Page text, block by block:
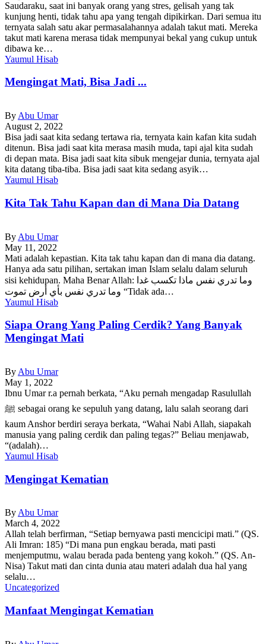
Saudaraku, saat ini banyak orang yang stres, gelisah yang tak
kunjung henti, tidak tahu apa yang tengah dipikirkan. Dari semua itu
ternyata salah satu akar permasalahannya adalah takut mati. Mereka
takut mati karena merasa tidak mempunyai bekal yang cukup untuk
dibawa ke…
Yaumul Hisab
Mengingat Mati, Bisa Jadi ...
By Abu Umar
August 2, 2022
Bisa jadi saat kita sedang tertawa ria, ternyata kain kafan kita sudah
ditenun. Bisa jadi saat kita merasa masih muda, tapi ajal kita sudah
di depan mata. Bisa jadi saat kita sibuk mengejar dunia, ternyata ajal
kita datang tiba-tiba. Bisa jadi saat kita sedang asyik…
Yaumul Hisab
Kita Tak Tahu Kapan dan di Mana Dia Datang
By Abu Umar
May 11, 2022
Mati adalah kepastian. Kita tak tahu kapan dan di mana dia datang.
Hanya ada satu pilihan, sertakan iman Islam selalu dalam seluruh
sisi kehidupan. Maha Benar Allah: وما تدري نفس ماذا تكسب غدا
وما تدري نفس بأي أرض تموت “Tidak ada…
Yaumul Hisab
Siapa Orang Yang Paling Cerdik? Yang Banyak
Mengingat Mati
By Abu Umar
May 1, 2022
Ibnu Umar r.a pernah berkata, “Aku pernah mengadap Rasulullah
ﷺ sebagai orang ke sepuluh yang datang, lalu salah seorang dari
kaum Anshor berdiri seraya berkata, “Wahai Nabi Allah, siapakah
manusia yang paling cerdik dan paling tegas?” Beliau menjawab,
“(adalah)…
Yaumul Hisab
Mengingat Kematian
By Abu Umar
March 4, 2022
Allah telah berfirman, “Setiap bernyawa pasti mencicipi mati.” (QS.
Ali Imran: 185) “Di mana pun engkau berada, mati pasti
menjemputmu, walau berada pada benteng yang kokoh.” (QS. An-
Nisa) Takut mati dan cinta dunia atau materi adalah dua hal yang
selalu…
Uncategorized
Manfaat Mengingat Kematian